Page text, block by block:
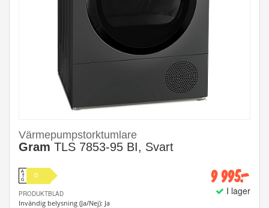
Värmepumpstorktumlare
Gram TLS 7853-95 BI, Svart
A
↑
G
D
PRODUKTBLAD
Invändig belysning (Ja/Nej): Ja
9 995:-
I lager